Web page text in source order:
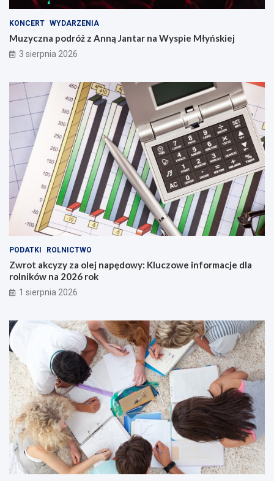
KONCERT WYDARZENIA
Muzyczna podróż z Anną Jantar na Wyspie Młyńskiej
3 sierpnia 2026
PODATKI ROLNICTWO
Zwrot akcyzy za olej napędowy: Kluczowe informacje dla
rolników na 2026 rok
1 sierpnia 2026